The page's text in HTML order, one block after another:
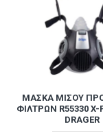
ΜΆΣΚΑ ΜΙΣΟΎ
ΦΊΛΤΡΩΝ R55330 X-
DRAGER